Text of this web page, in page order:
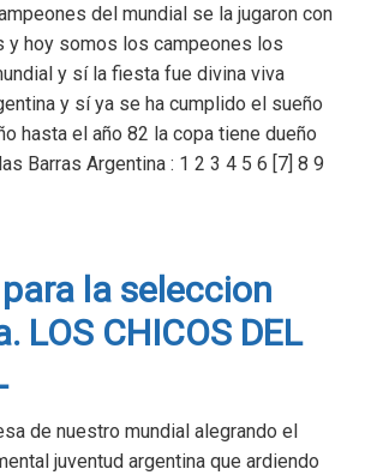
del mundial se la jugaron con
y hoy somos los campeones los
y sí la fiesta fue divina viva
y sí ya se ha cumplido el sueño
hasta el año 82 la copa tiene dueño
Barras Argentina : 1 2 3 4 5 6 [7] 8 9
la seleccion
LOS CHICOS DEL
de nuestro mundial alegrando el
juventud argentina que ardiendo